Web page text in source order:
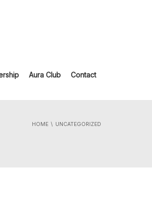
Aura Club Contact
HOME UNCATEGORIZED